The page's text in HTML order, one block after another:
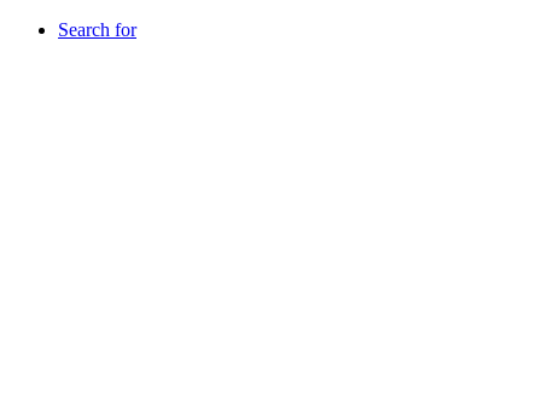
Search for